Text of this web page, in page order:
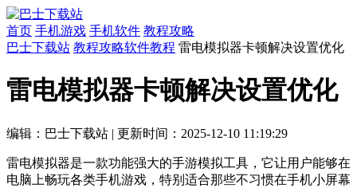
首页 手机游戏 手机软件 教程攻略
巴士下载站 教程攻略软件教程 雷电模拟器卡顿解决设置优化
雷电模拟器卡顿解决设置优化
编辑：巴士下载站 | 更新时间：2025-12-10 11:19:29
雷电模拟器是一款功能强大的手游模拟工具，它让用户能够在
电脑上畅玩各类手机游戏，特别适合那些不习惯在手机小屏幕